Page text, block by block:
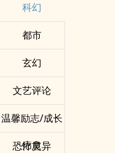
科幻
都市
玄幻
文艺评论
温馨励志/成长
疗愈
恐怖灵异